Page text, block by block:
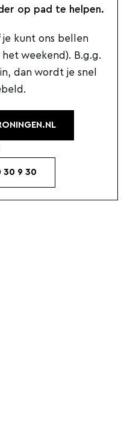
op pad te helpen.
je kunt ons bellen
weekend). B.g.g.
dan wordt je snel
30 9 30